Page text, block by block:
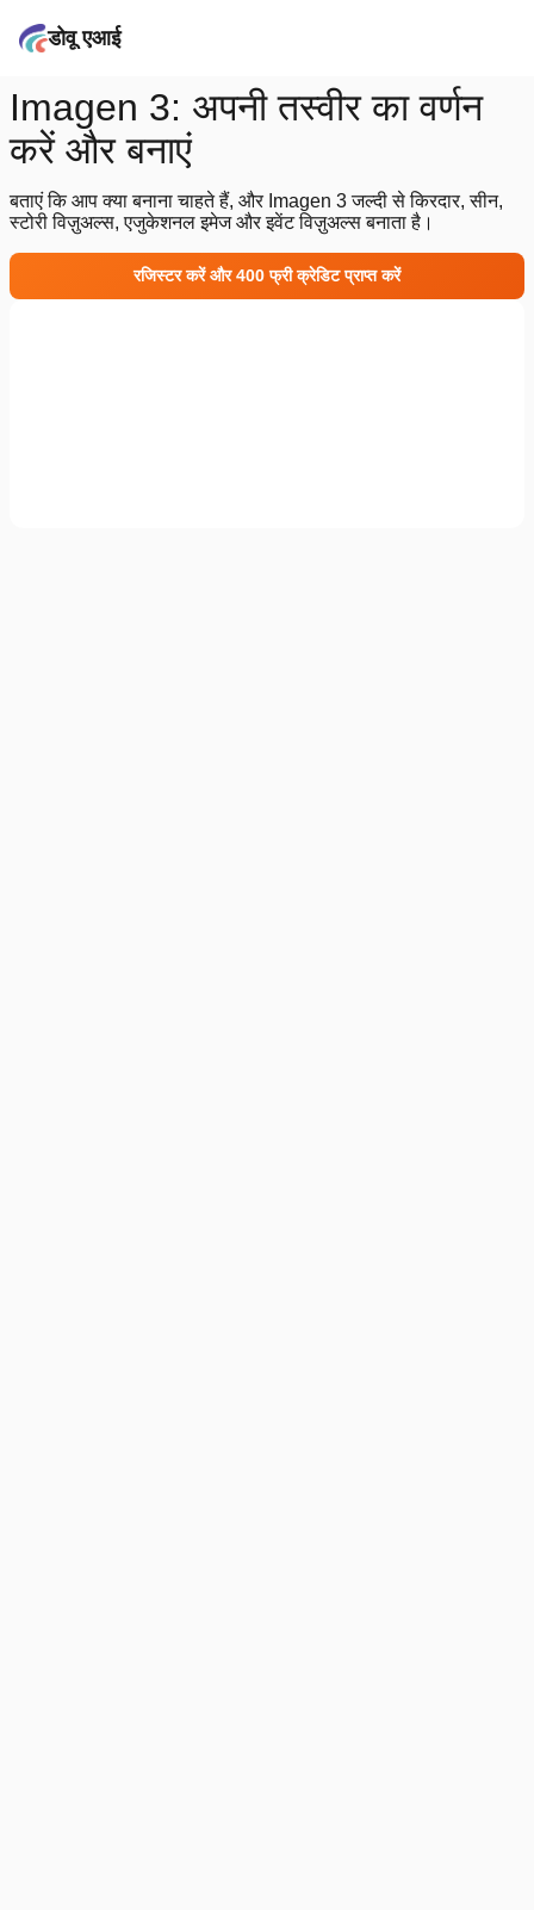
डोवू एआई
Imagen 3: अपनी तस्वीर का वर्णन
करें और बनाएं
बताएं कि आप क्या बनाना चाहते हैं, और Imagen 3 जल्दी से किरदार, सीन,
स्टोरी विज़ुअल्स, एजुकेशनल इमेज और इवेंट विज़ुअल्स बनाता है।
रजिस्टर करें और 400 फ्री क्रेडिट प्राप्त करें